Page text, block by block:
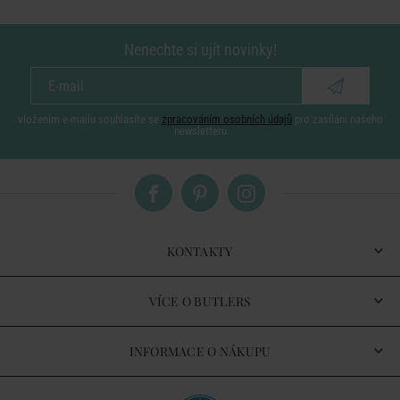
Nenechte si ujít novinky!
vložením e-mailu souhlasíte se zpracováním osobních údajů pro zasílání našeho
newsletteru
KONTAKTY
VÍCE O BUTLERS
INFORMACE O NÁKUPU